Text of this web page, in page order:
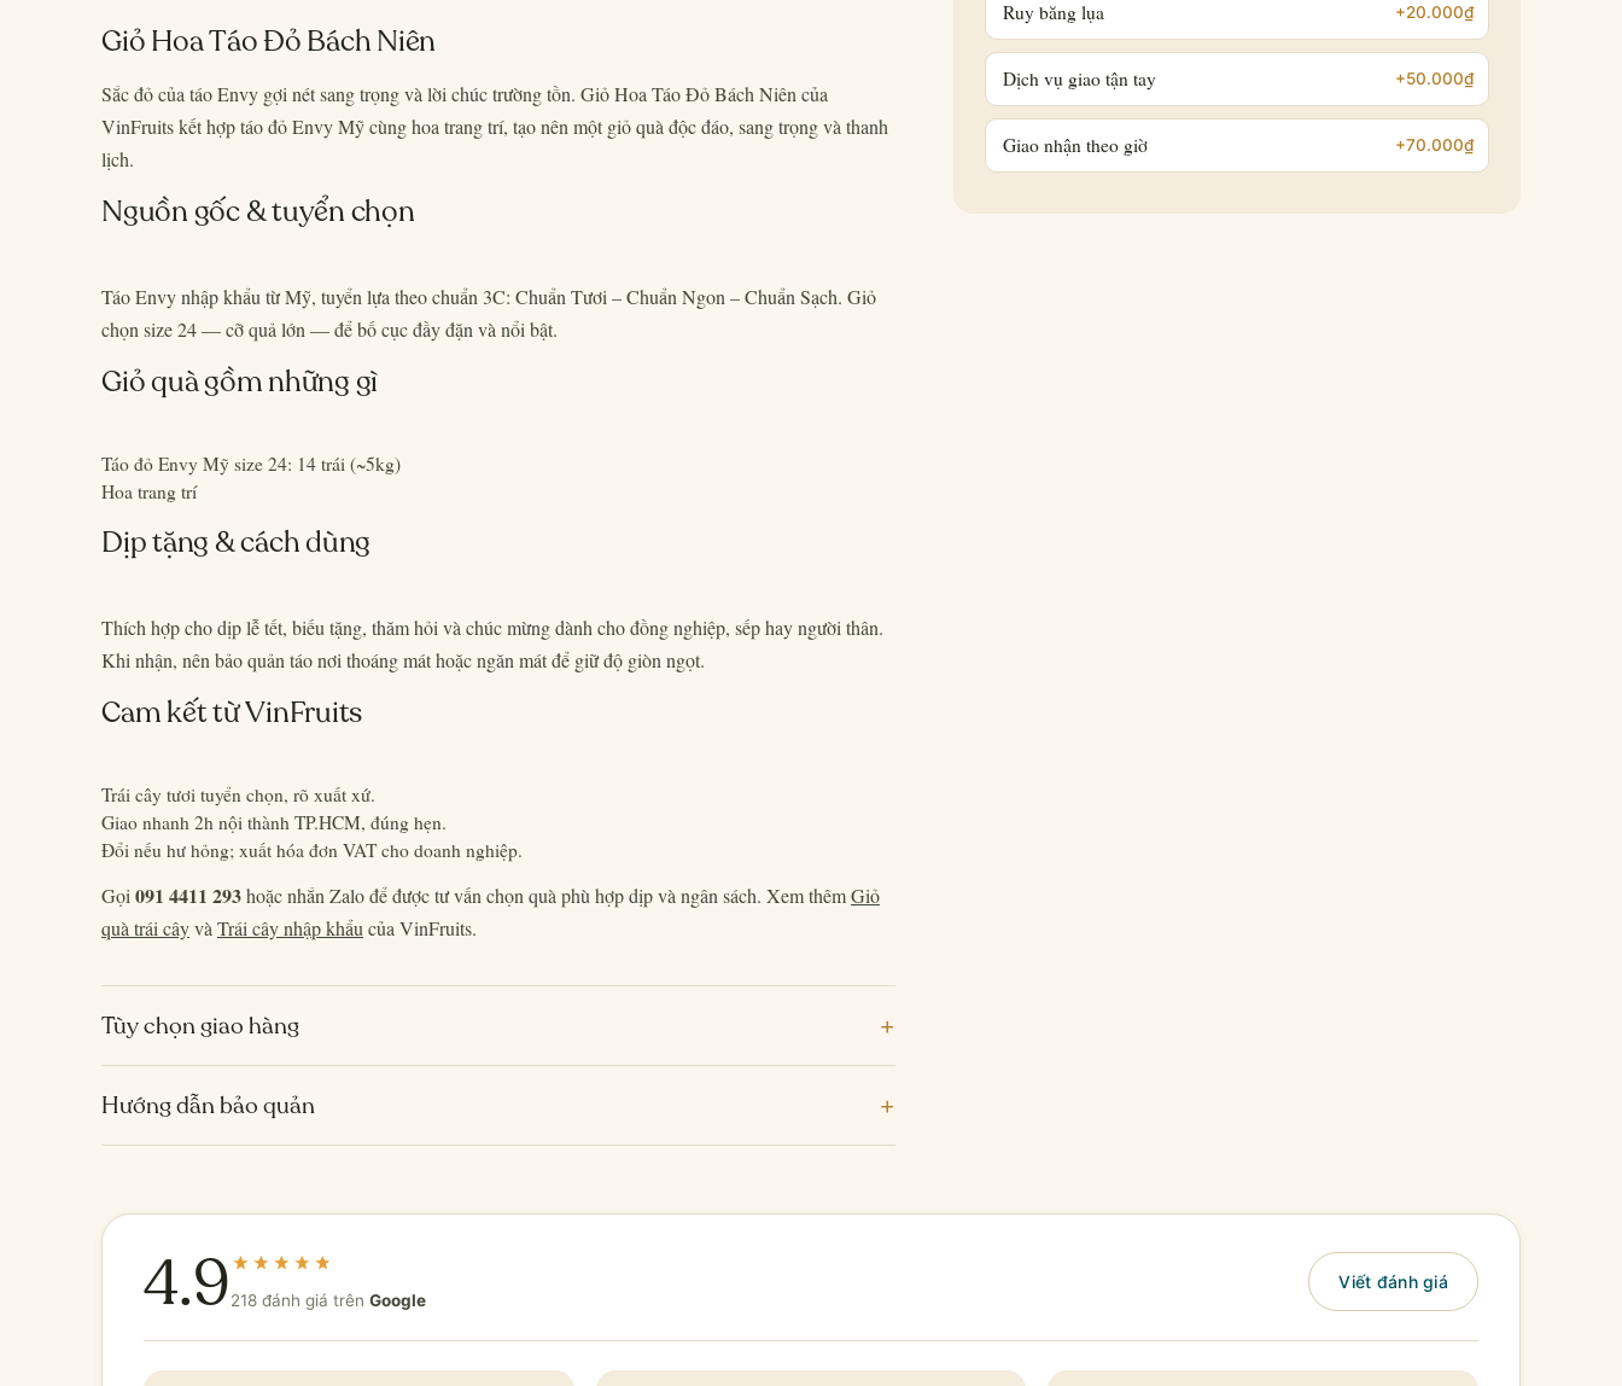
Giỏ Hoa Táo Đỏ Bách Niên
Sắc đỏ của táo Envy gợi nét sang trọng và lời chúc trường tồn. Giỏ Hoa Táo Đỏ Bách Niên của
VinFruits kết hợp táo đỏ Envy Mỹ cùng hoa trang trí, tạo nên một giỏ quà độc đáo, sang trọng và thanh
lịch.
Nguồn gốc & tuyển chọn
Táo Envy nhập khẩu từ Mỹ, tuyển lựa theo chuẩn 3C: Chuẩn Tươi – Chuẩn Ngon – Chuẩn Sạch. Giỏ
chọn size 24 — cỡ quả lớn — để bố cục đầy đặn và nổi bật.
Giỏ quà gồm những gì
Táo đỏ Envy Mỹ size 24: 14 trái (~5kg)
Hoa trang trí
Dịp tặng & cách dùng
Thích hợp cho dịp lễ tết, biếu tặng, thăm hỏi và chúc mừng dành cho đồng nghiệp, sếp hay người thân.
Khi nhận, nên bảo quản táo nơi thoáng mát hoặc ngăn mát để giữ độ giòn ngọt.
Cam kết từ VinFruits
Trái cây tươi tuyển chọn, rõ xuất xứ.
Giao nhanh 2h nội thành TP.HCM, đúng hẹn.
Đổi nếu hư hỏng; xuất hóa đơn VAT cho doanh nghiệp.
Gọi 091 4411 293hoặc nhắn Zalo để được tư vấn chọn quà phù hợp dịp và ngân sách. Xem thêmGiỏ
quà trái câyvà Trái cây nhập khẩu của VinFruits.
Tùy chọn giao hàng +
Hướng dẫn bảo quản +
Ruy băng lụa +20.000₫
Dịch vụ giao tận tay +50.000₫
Giao nhận theo giờ +70.000₫
4.9218 đánh giá trên Google
Viết đánh giá